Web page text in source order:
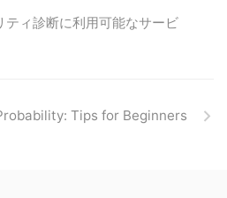
ィ診断に利用可能なサービ
Tips for Beginners